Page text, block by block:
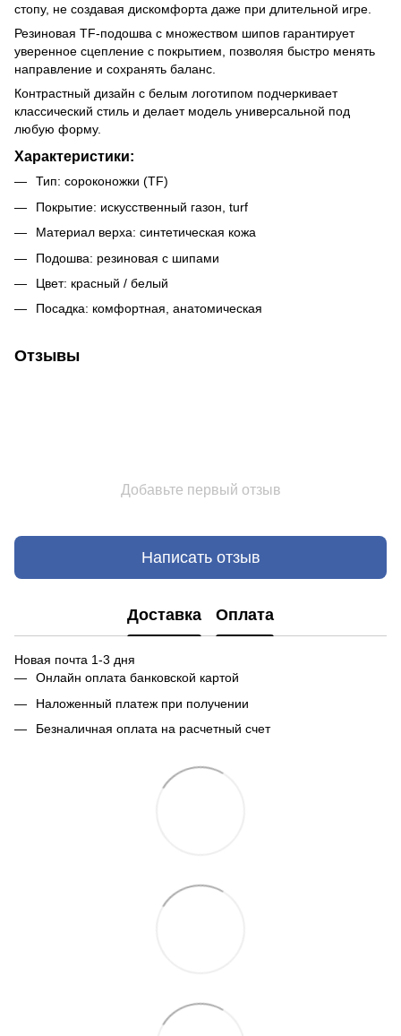
стопу, не создавая дискомфорта даже при длительной игре.
Резиновая TF-подошва с множеством шипов гарантирует
уверенное сцепление с покрытием, позволяя быстро менять
направление и сохранять баланс.
Контрастный дизайн с белым логотипом подчеркивает
классический стиль и делает модель универсальной под
любую форму.
Характеристики:
Тип: сороконожки (TF)
Покрытие: искусственный газон, turf
Материал верха: синтетическая кожа
Подошва: резиновая с шипами
Цвет: красный / белый
Посадка: комфортная, анатомическая
Отзывы
Добавьте первый отзыв
Написать отзыв
Доставка Оплата
Новая почта 1-3 дня
Онлайн оплата банковской картой
Наложенный платеж при получении
Безналичная оплата на расчетный счет